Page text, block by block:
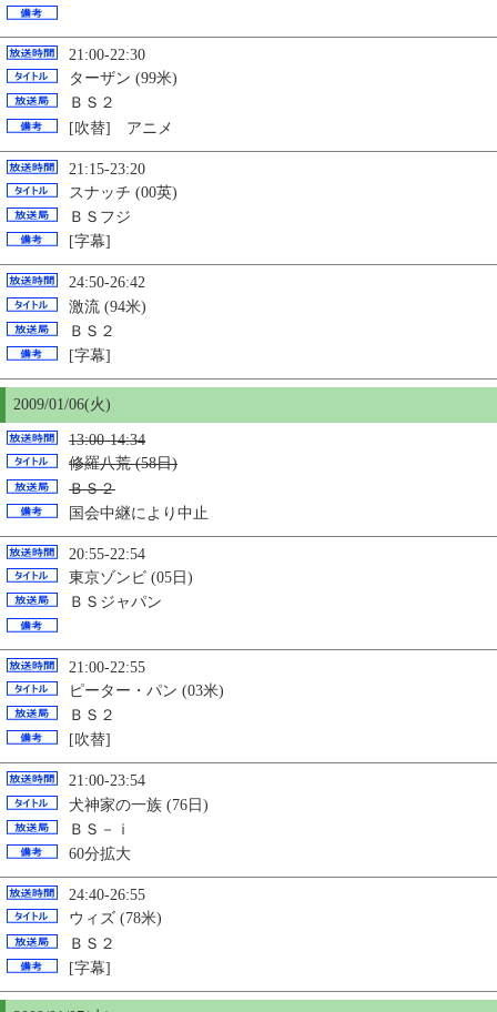
21:00-22:30
ターザン (99米)
ＢＳ２
[吹替] アニメ
21:15-23:20
スナッチ (00英)
ＢＳフジ
[字幕]
24:50-26:42
激流 (94米)
ＢＳ２
[字幕]
2009/01/06(火)
13:00-14:34
修羅八荒 (58日)
ＢＳ２
国会中継により中止
20:55-22:54
東京ゾンビ (05日)
ＢＳジャパン
21:00-22:55
ピーター・パン (03米)
ＢＳ２
[吹替]
21:00-23:54
犬神家の一族 (76日)
ＢＳ－ｉ
60分拡大
24:40-26:55
ウィズ (78米)
ＢＳ２
[字幕]